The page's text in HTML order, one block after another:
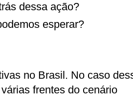
dessa ação?
esperar?
no Brasil. No caso
frentes do cenário